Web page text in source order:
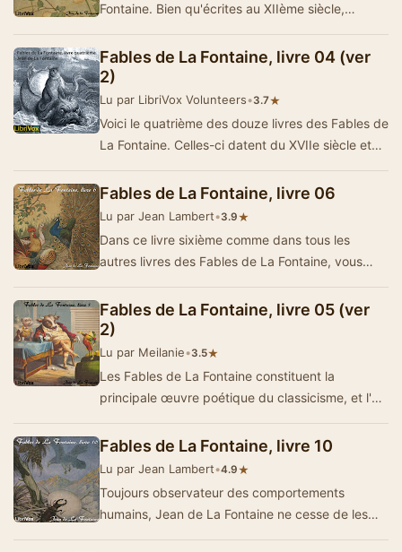
Fontaine. Bien qu'écrites au XIIème siècle,
Fables de La Fontaine, livre 04 (ver
2)
Lu par LibriVox Volunteers•3.7★
Voici le quatrième des douze livres des Fables de
La Fontaine. Celles-ci datent du XVIIe siècle et
Fables de La Fontaine, livre 06
Lu par Jean Lambert•3.9★
Dans ce livre sixième comme dans tous les
autres livres des Fables de La Fontaine, vous
Fables de La Fontaine, livre 05 (ver
2)
Lu par Meilanie•3.5★
Les Fables de La Fontaine constituent la
principale œuvre poétique du classicisme, et l'un
Fables de La Fontaine, livre 10
Lu par Jean Lambert•4.9★
Toujours observateur des comportements
humains, Jean de La Fontaine ne cesse de les